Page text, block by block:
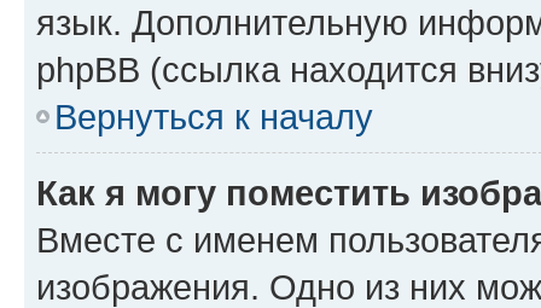
язык. Дополнительную
phpBB (ссылка находится
Вернуться к началу
Как я могу поместить
Вместе с именем
изображения. Одно из них